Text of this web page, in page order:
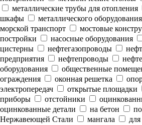
металлические трубы для отопления
шкафы
металлического оборудования
морской транспорт
мостовые
постройки
насосные оборудования
цистерны
нефтегазопроводы
предприятия
нефтепроводы
оборудования
общественные
ограждения
оконная решетка
электропередач
открытые площадки
приборы
отстойники
оцинкованные детали
на бетон
Нержавеющей Стали
мангала